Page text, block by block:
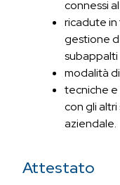
connessi
ricadute in
gestione
subappalti
modalità
tecniche e
con gli
aziendale.
Attestato